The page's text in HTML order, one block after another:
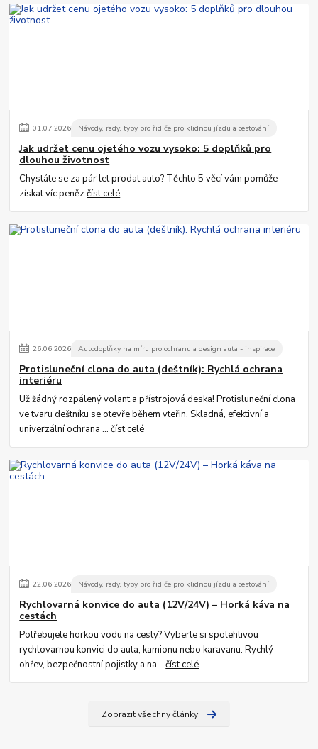
01.07.2026 Návody, rady, typy pro řidiče pro klidnou jízdu a cestování
Jak udržet cenu ojetého vozu vysoko: 5 doplňků pro
dlouhou životnost
Chystáte se za pár let prodat auto? Těchto 5 věcí vám pomůže
získat víc penězčíst celé
26.06.2026 Autodoplňky na míru pro ochranu a design auta - inspirace
Protisluneční clona do auta (deštník): Rychlá ochrana
interiéru
Už žádný rozpálený volant a přístrojová deska! Protisluneční clona
ve tvaru deštníku se otevře během vteřin. Skladná, efektivní a
univerzální ochrana ...číst celé
22.06.2026 Návody, rady, typy pro řidiče pro klidnou jízdu a cestování
Rychlovarná konvice do auta (12V/24V) – Horká káva na
cestách
Potřebujete horkou vodu na cesty? Vyberte si spolehlivou
rychlovarnou konvici do auta, kamionu nebo karavanu. Rychlý
ohřev, bezpečnostní pojistky a na...číst celé
Zobrazit všechny články